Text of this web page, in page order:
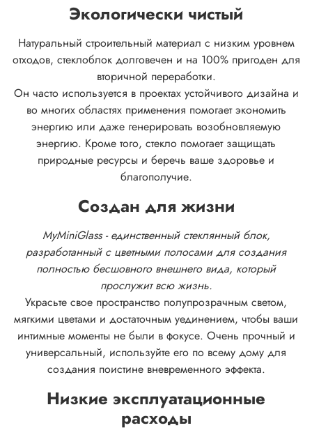
Экологически чистый
Натуральный строительный материал с низким уровнем
отходов, стеклоблок долговечен и на 100% пригоден для
вторичной переработки.
Он часто используется в проектах устойчивого дизайна и
во многих областях применения помогает экономить
энергию или даже генерировать возобновляемую
энергию. Кроме того, стекло помогает защищать
природные ресурсы и беречь ваше здоровье и
благополучие.
Создан для жизни
MyMiniGlass - единственный стеклянный блок,
разработанный с цветными полосами для создания
полностью бесшовного внешнего вида, который
прослужит всю жизнь.
Украсьте свое пространство полупрозрачным светом,
мягкими цветами и достаточным уединением, чтобы ваши
интимные моменты не были в фокусе. Очень прочный и
универсальный, используйте его по всему дому для
создания поистине вневременного эффекта.
Низкие эксплуатационные
расходы